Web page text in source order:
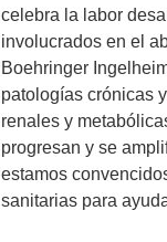
celebra la labor
involucrados en el
Boehringer
patologías crónicas
renales y
progresan y se
estamos
sanitarias para